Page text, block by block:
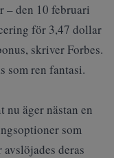
– den 10 februari
för 3,47 dollar
skriverForbes.
som ren fantasi.
äger nästan en
som
deras